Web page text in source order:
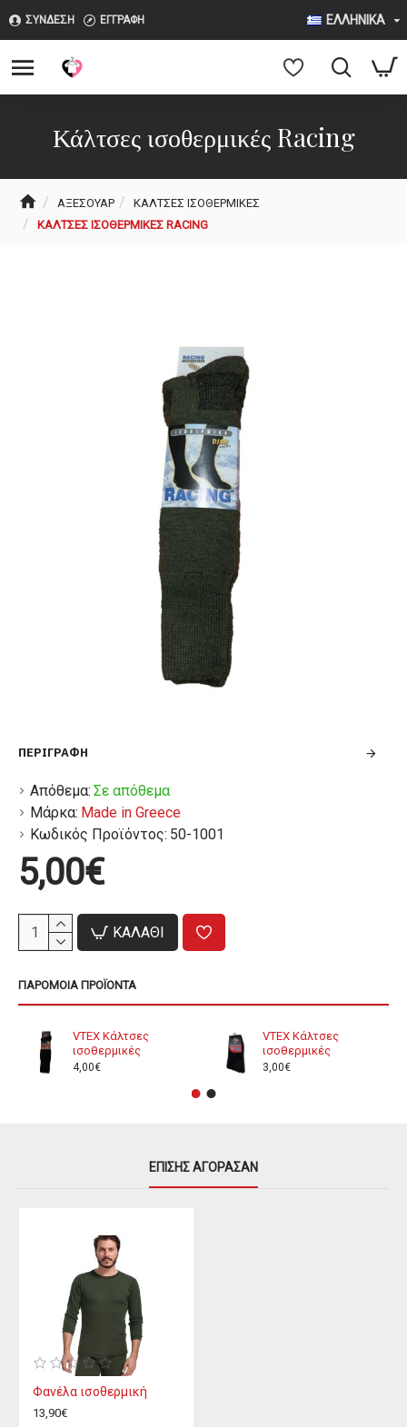
ΣΎΝΔΕΣΗ ΕΓΓΡΑΦΉ ΕΛΛΗΝΙΚΆ
ΑΞΕΣΟΥΆΡ
ΚΆΛΤΣΕΣ ΙΣΟΘΕΡΜΙΚΈΣ
ΚΆΛΤΣΕΣ ΙΣΟΘΕΡΜΙΚΈΣ RACING
Κάλτσες ισοθερμικές Racing
ΠΕΡΙΓΡΑΦΉ
5,00€
Απόθεμα: Σε απόθεμα
Μάρκα: Made in Greece
Κωδικός Προϊόντος: 50-1001
ΚΑΛΆΘΙ
ΠΑΡΌΜΟΙΑ ΠΡΟΪΌΝΤΑ
VTEX Κάλτσες
ισοθερμικές
4,00€
VTEX Κάλτσες
ισοθερμικές
3,00€
ΕΠΊΣΗΣ ΑΓΌΡΑΣΑΝ
Φανέλα ισοθερμική
13,90€